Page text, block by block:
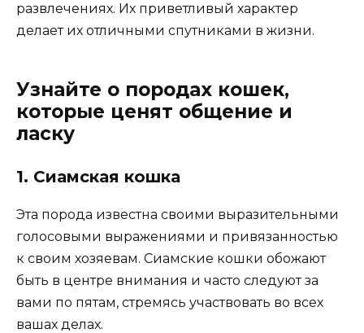
развлечениях. Их приветливый характер
делает их отличными спутниками в жизни.
Узнайте о породах кошек,
которые ценят общение и
ласку
1. Сиамская кошка
Эта порода известна своими выразительными
голосовыми выражениями и привязанностью
к своим хозяевам. Сиамские кошки обожают
быть в центре внимания и часто следуют за
вами по пятам, стремясь участвовать во всех
вашах делах.